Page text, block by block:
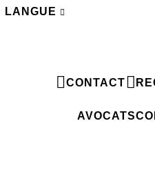
LANGUE
FR
CONTACT
AVOCATS